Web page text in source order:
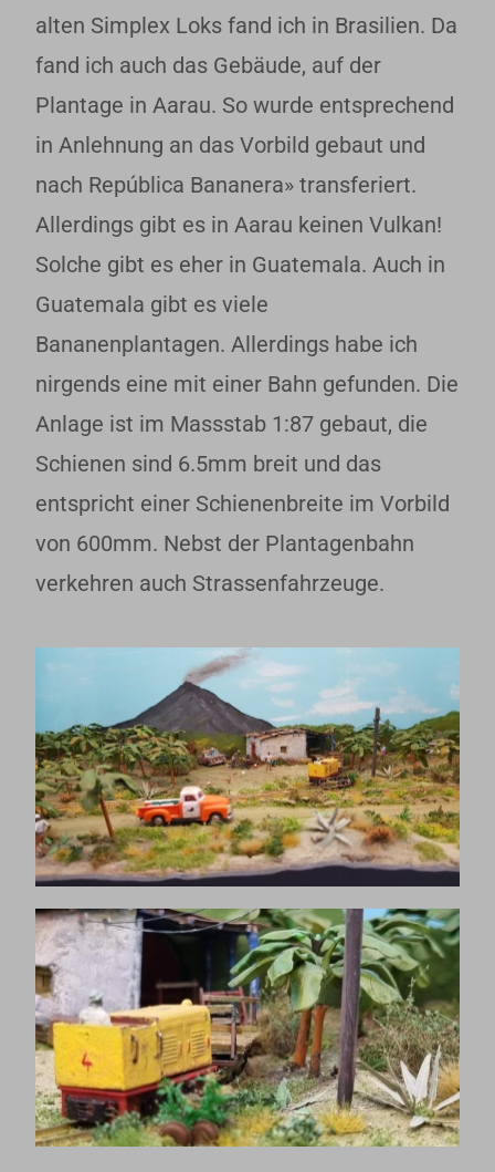
alten Simplex Loks fand ich in Brasilien. Da
fand ich auch das Gebäude, auf der
Plantage in Aarau. So wurde entsprechend
in Anlehnung an das Vorbild gebaut und
nach República Bananera» transferiert.
Allerdings gibt es in Aarau keinen Vulkan!
Solche gibt es eher in Guatemala. Auch in
Guatemala gibt es viele
Bananenplantagen. Allerdings habe ich
nirgends eine mit einer Bahn gefunden. Die
Anlage ist im Massstab 1:87 gebaut, die
Schienen sind 6.5mm breit und das
entspricht einer Schienenbreite im Vorbild
von 600mm. Nebst der Plantagenbahn
verkehren auch Strassenfahrzeuge.